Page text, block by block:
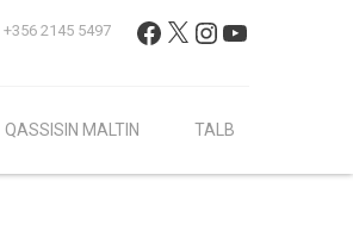
Facebook
X Instagram
YouTube
+356 2145 5497
QASSISIN MALTIN TALB